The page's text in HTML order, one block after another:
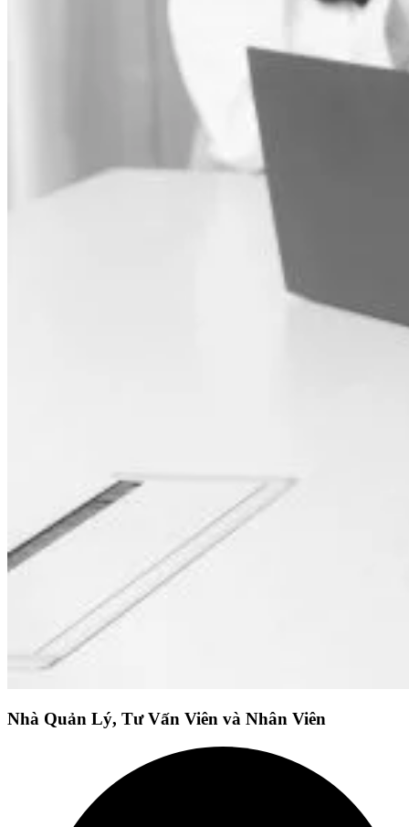
Nhà Quản Lý, Tư Vấn Viên và Nhân Viên